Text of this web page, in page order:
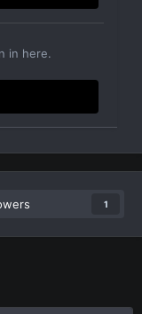
in here.
1